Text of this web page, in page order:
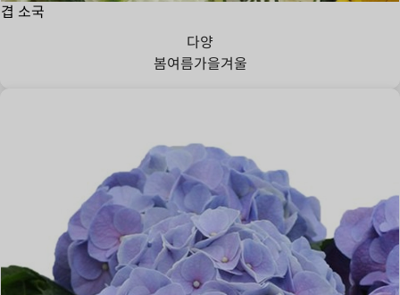
겹 소국
다양
봄여름가을겨울